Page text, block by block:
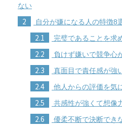
ない
2 自分が嫌になる人の特徴8
2.1 完璧であることを求
2.2 負けず嫌いで競争心
2.3 真面目で責任感が強
2.4 他人からの評価を気
2.5 共感性が強くて想像
2.6 優柔不断で決断でき